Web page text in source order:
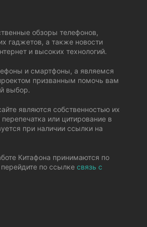
обзоры телефонов,
гаджетов, а также новости
и высоких технологий.
и смартфоны, а являемся
призванным помочь вам
выбор.
являются собственностью их
или цитирование в
при наличии ссылки на
Китафона принимаются по
по ссылке связь с